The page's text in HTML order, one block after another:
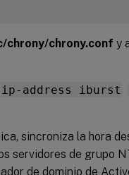
chrony/chrony.conf y
address iburst
sincroniza la hora
servidores de grupo
de dominio de